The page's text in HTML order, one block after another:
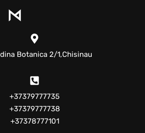
Botanica 2/1,Chisinau
+37379777735
+37379777738
+37378777101